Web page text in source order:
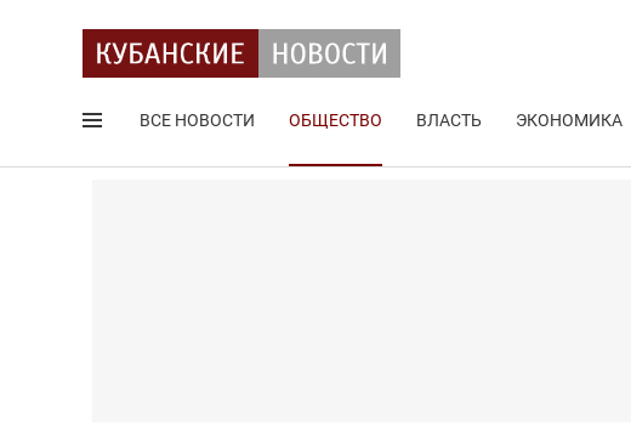
ВСЕ НОВОСТИ ОБЩЕСТВО ВЛАСТЬ ЭКОНОМИКА